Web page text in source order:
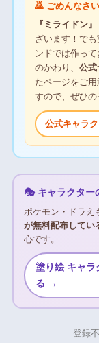
🙇 ごめんなさ
『ミライドン
ざいます！で
ンドでは作っ
のかわり、 公式
たページをご
すので、ぜひの
公式キャラ
🎭 キャラクター
ポケモン・ドラえ
が無料配布してい
心です。
塗り絵 キャラ
る →
登録